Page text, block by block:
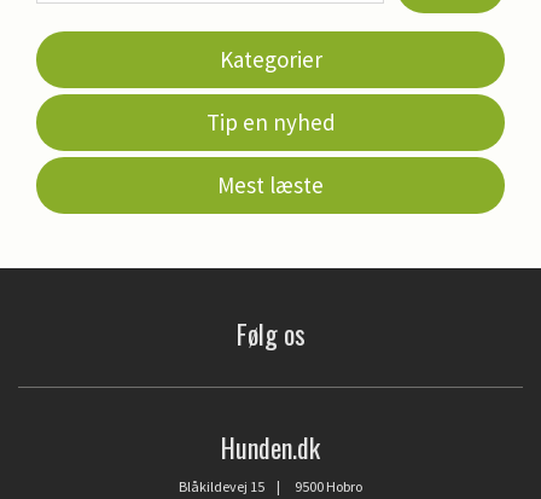
Kategorier
Tip en nyhed
Mest læste
Følg os
Hunden.dk
Blåkildevej 15 | 9500 Hobro